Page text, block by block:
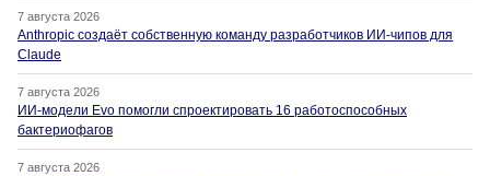
7 августа 2026
Anthropic создаёт собственную команду разработчиков ИИ-чипов для
Claude
7 августа 2026
ИИ-модели Evo помогли спроектировать 16 работоспособных
бактериофагов
7 августа 2026